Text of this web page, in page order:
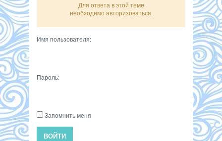
Для ответа в этой теме
необходимо авторизоваться.
Имя пользователя:
Пароль:
Запомнить меня
ВОЙТИ